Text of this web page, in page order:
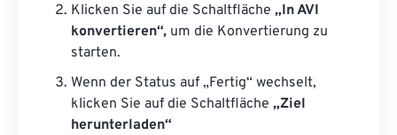
Klicken Sie auf die Schaltfläche „In AVI
konvertieren“, um die Konvertierung zu
starten.
Wenn der Status auf „Fertig“ wechselt,
klicken Sie auf die Schaltfläche „Ziel
herunterladen“